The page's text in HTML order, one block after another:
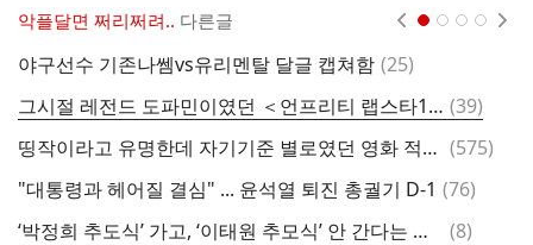
악플달면 쩌리쩌려.. 다른글
야구선수 기존나쎔vs유리멘탈 달글 캡쳐함 댓
(25)
그시절 레전드 도파민이였던 ＜언프리티 랩스타1＞ 최고의 명장면은? 댓
글
(39)
띵작이라고 유명한데 자기기준 별로였던 영화 적어보는 달글 댓
(575)
"대통령과 헤어질 결심" ... 윤석열 퇴진 총궐기 D-1 댓
(76)
‘박정희 추도식’ 가고, ‘이태원 추모식’ 안 간다는 대통령 [사설]
댓
(8)